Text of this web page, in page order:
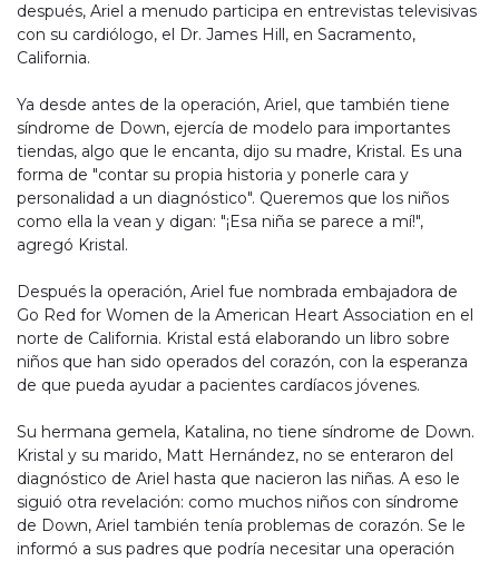
después, Ariel a menudo participa en entrevistas televisivas
con su cardiólogo, el Dr. James Hill, en Sacramento,
California.
Ya desde antes de la operación, Ariel, que también tiene
síndrome de Down, ejercía de modelo para importantes
tiendas, algo que le encanta, dijo su madre, Kristal. Es una
forma de "contar su propia historia y ponerle cara y
personalidad a un diagnóstico". Queremos que los niños
como ella la vean y digan: "¡Esa niña se parece a mí!",
agregó Kristal.
Después la operación, Ariel fue nombrada embajadora de
Go Red for Women de la American Heart Association en el
norte de California. Kristal está elaborando un libro sobre
niños que han sido operados del corazón, con la esperanza
de que pueda ayudar a pacientes cardíacos jóvenes.
Su hermana gemela, Katalina, no tiene síndrome de Down.
Kristal y su marido, Matt Hernández, no se enteraron del
diagnóstico de Ariel hasta que nacieron las niñas. A eso le
siguió otra revelación: como muchos niños con síndrome
de Down, Ariel también tenía problemas de corazón. Se le
informó a sus padres que podría necesitar una operación